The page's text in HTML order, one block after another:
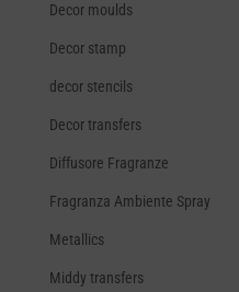
Decor moulds
Decor stamp
decor stencils
Decor transfers
Diffusore Fragranze
Fragranza Ambiente Spray
Metallics
Middy transfers